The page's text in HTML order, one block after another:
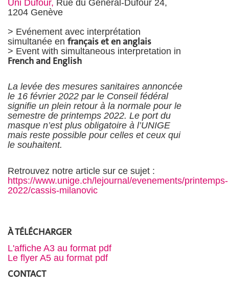
Uni Dufour, Rue du Général-Dufour 24,
1204 Genève
> Evénement avec interprétation
simultanée en français et en anglais
> Event with simultaneous interpretation in
French and English
La levée des mesures sanitaires annoncée
le 16 février 2022 par le Conseil fédéral
signifie un plein retour à la normale pour le
semestre de printemps 2022. Le port du
masque n’est plus obligatoire à l’UNIGE
mais reste possible pour celles et ceux qui
le souhaitent.
Retrouvez notre article sur ce sujet :
https://www.unige.ch/lejournal/evenements/printemps-
2022/cassis-milanovic
À TÉLÉCHARGER
L'affiche A3 au format pdf
Le flyer A5 au format pdf
CONTACT